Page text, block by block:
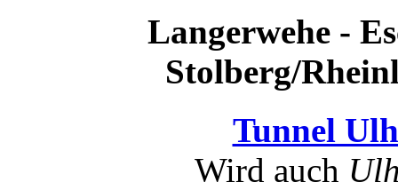
Langerwehe -
Stolberg/
Tunnel
Wird auch